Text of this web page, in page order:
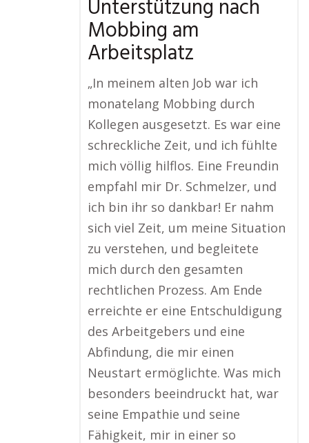
Unterstützung nach
Mobbing am
Arbeitsplatz
„In meinem alten Job war ich
monatelang Mobbing durch
Kollegen ausgesetzt. Es war eine
schreckliche Zeit, und ich fühlte
mich völlig hilflos. Eine Freundin
empfahl mir Dr. Schmelzer, und
ich bin ihr so dankbar! Er nahm
sich viel Zeit, um meine Situation
zu verstehen, und begleitete
mich durch den gesamten
rechtlichen Prozess. Am Ende
erreichte er eine Entschuldigung
des Arbeitgebers und eine
Abfindung, die mir einen
Neustart ermöglichte. Was mich
besonders beeindruckt hat, war
seine Empathie und seine
Fähigkeit, mir in einer so